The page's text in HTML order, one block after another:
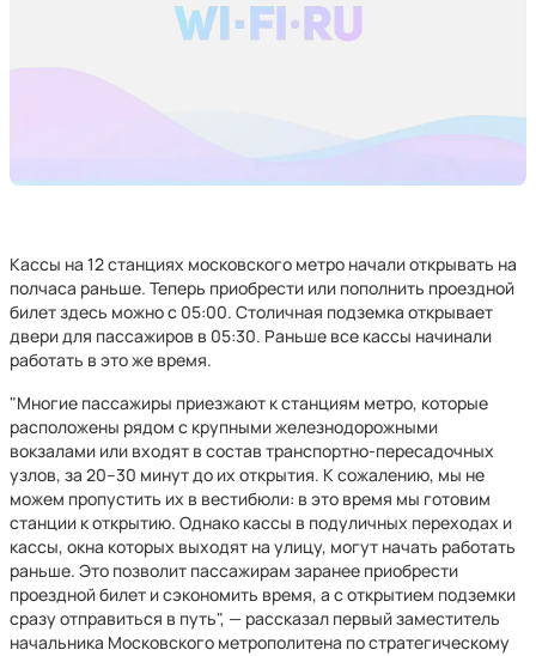
Кассы на 12 станциях московского метро начали открывать на
полчаса раньше. Теперь приобрести или пополнить проездной
билет здесь можно с 05:00. Столичная подземка открывает
двери для пассажиров в 05:30. Раньше все кассы начинали
работать в это же время.
"Многие пассажиры приезжают к станциям метро, которые
расположены рядом с крупными железнодорожными
вокзалами или входят в состав транспортно-пересадочных
узлов, за 20–30 минут до их открытия. К сожалению, мы не
можем пропустить их в вестибюли: в это время мы готовим
станции к открытию. Однако кассы в подуличных переходах и
кассы, окна которых выходят на улицу, могут начать работать
раньше. Это позволит пассажирам заранее приобрести
проездной билет и сэкономить время, а с открытием подземки
сразу отправиться в путь", — рассказал первый заместитель
начальника Московского метрополитена по стратегическому